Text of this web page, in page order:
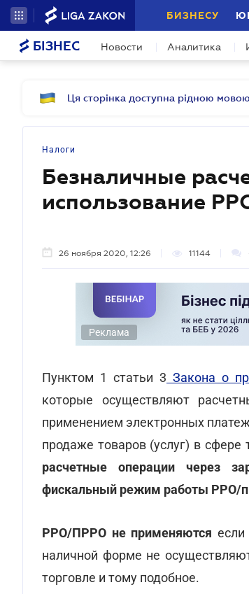
БИЗНЕСУ
БІЗНЕС Новости Аналитика
Ця сторінка доступна рідною
Налоги
Безналичные
использование
26 ноября 2020, 12:26 11144
Реклама
Пунктом 1 статьи 3 Закона о
которые осуществляют
применением электронных
продаже товаров (услуг) в сфере
расчетные операции через
фискальный режим работы РРО/
РРО/ПРРО не применяются
наличной форме не
торговле и тому подобное.